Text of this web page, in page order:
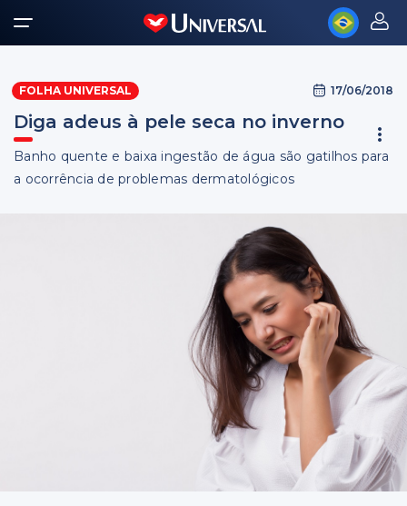
FOLHA UNIVERSAL 17/06/2018
Diga adeus à pele seca no inverno
Banho quente e baixa ingestão de água são gatilhos para
a ocorrência de problemas dermatológicos